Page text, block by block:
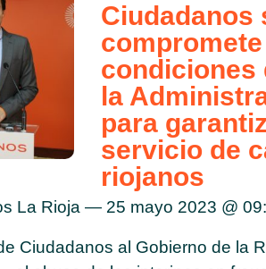
Ciudadanos
condiciones
la
para
servicio de
riojanos
La Rioja — 25 mayo 2023 @
Ciudadanos al Gobierno de la